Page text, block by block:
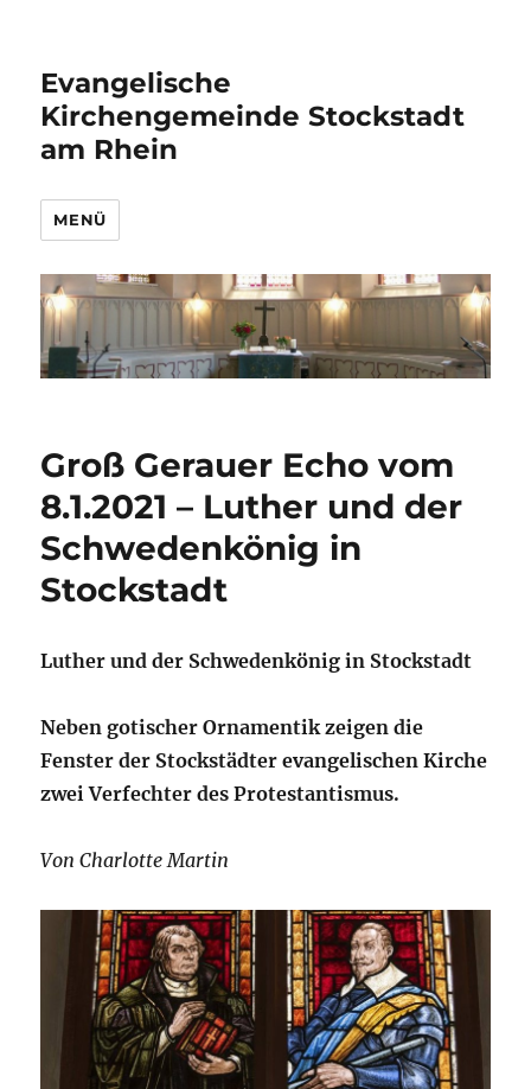
Evangelische
Kirchengemeinde Stockstadt
am Rhein
MENÜ
Groß Gerauer Echo vom
8.1.2021 – Luther und der
Schwedenkönig in
Stockstadt
Luther und der Schwedenkönig in Stockstadt
Neben gotischer Ornamentik zeigen die
Fenster der Stockstädter evangelischen Kirche
zwei Verfechter des Protestantismus.
Von Charlotte Martin